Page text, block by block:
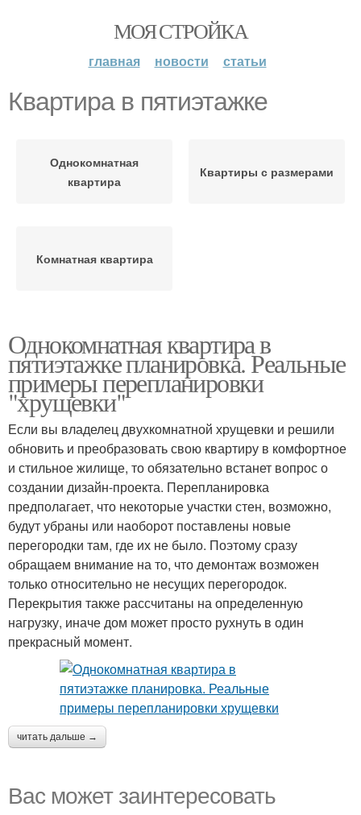
МОЯ СТРОЙКА
главная новости статьи
Квартира в пятиэтажке
Однокомнатная
квартира
Квартиры с размерами
Комнатная квартира
Однокомнатная квартира в
пятиэтажке планировка. Реальные
примеры перепланировки
"хрущевки"
Если вы владелец двухкомнатной хрущевки и решили
обновить и преобразовать свою квартиру в комфортное
и стильное жилище, то обязательно встанет вопрос о
создании дизайн-проекта. Перепланировка
предполагает, что некоторые участки стен, возможно,
будут убраны или наоборот поставлены новые
перегородки там, где их не было. Поэтому сразу
обращаем внимание на то, что демонтаж возможен
только относительно не несущих перегородок.
Перекрытия также рассчитаны на определенную
нагрузку, иначе дом может просто рухнуть в один
прекрасный момент.
читать дальше →
Вас может заинтересовать